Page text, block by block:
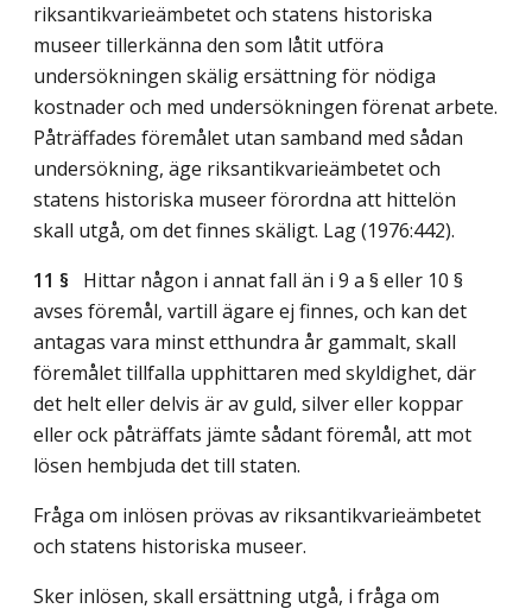
riksantikvarieämbetet och statens historiska
museer tillerkänna den som låtit utföra
undersökningen skälig ersättning för nödiga
kostnader och med undersökningen förenat arbete.
Påträffades föremålet utan samband med sådan
undersökning, äge riksantikvarieämbetet och
statens historiska museer förordna att hittelön
skall utgå, om det finnes skäligt. Lag (1976:442).
11 § Hittar någon i annat fall än i 9 a § eller 10 §
avses föremål, vartill ägare ej finnes, och kan det
antagas vara minst etthundra år gammalt, skall
föremålet tillfalla upphittaren med skyldighet, där
det helt eller delvis är av guld, silver eller koppar
eller ock påträffats jämte sådant föremål, att mot
lösen hembjuda det till staten.
Fråga om inlösen prövas av riksantikvarieämbetet
och statens historiska museer.
Sker inlösen, skall ersättning utgå, i fråga om